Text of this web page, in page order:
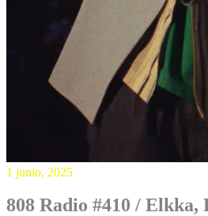
1 junio, 2025
808 Radio #410 / Elkka,